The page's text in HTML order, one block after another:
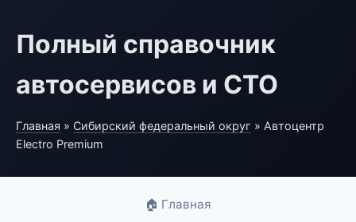
Полный справочник
автосервисов и СТО
Главная » Сибирский федеральный округ » Автоцентр
Electro Premium
🏠 Главная